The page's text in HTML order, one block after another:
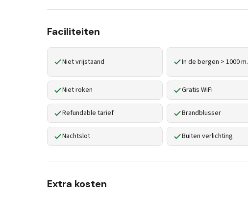
Faciliteiten
Niet vrijstaand In de bergen > 1000 m.
Niet roken Gratis WiFi
Refundable tarief Brandblusser
Nachtslot Buiten verlichting
Extra kosten